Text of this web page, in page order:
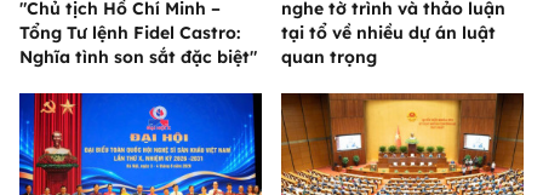
"Chủ tịch Hồ Chí Minh –
Tổng Tư lệnh Fidel Castro:
Nghĩa tình son sắt đặc biệt"
nghe tờ trình và thảo luận
tại tổ về nhiều dự án luật
quan trọng